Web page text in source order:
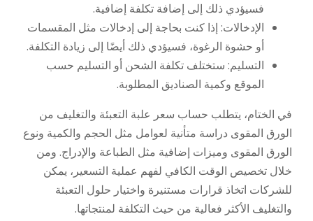
فسيؤدي ذلك إلى إضافة تكلفة إضافية.
الإدخالات: إذا كنت بحاجة إلى إدخالات مثل المقسمات
أو حشوة الرغوة، فسيؤدي ذلك أيضًا إلى زيادة التكلفة.
التسليم: ستختلف تكلفة الشحن أو التسليم حسب
الموقع وكمية الصناديق المطلوبة.
في الختام، يتطلب حساب سعر علبة التعبئة والتغليف من
الورق المقوى دراسة متأنية لعوامل مثل الحجم والكمية ونوع
الورق المقوى وميزات إضافية مثل الطباعة والإدراج. ومن
خلال تخصيص الوقت الكافي لفهم عملية التسعير، يمكن
للشركات اتخاذ قرارات مستنيرة واختيار حلول التعبئة
والتغليف الأكثر فعالية من حيث التكلفة لمنتجاتها.